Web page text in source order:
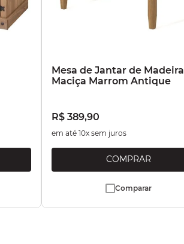
Mesa de Jantar de Madeira
Maciça Marrom Antique
R$ 389,90
em até 10x sem juros
Comparar